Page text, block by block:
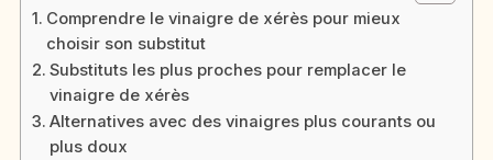
Comprendre le vinaigre de xérès pour mieux
choisir son substitut
Substituts les plus proches pour remplacer le
vinaigre de xérès
Alternatives avec des vinaigres plus courants ou
plus doux